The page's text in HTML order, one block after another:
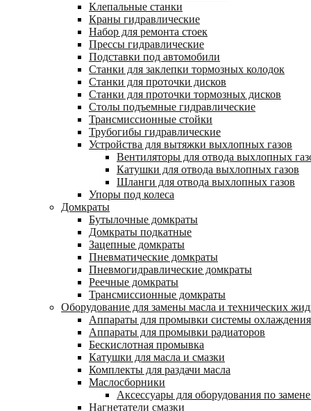
Клепальные станки
Краны гидравлические
Набор для ремонта стоек
Прессы гидравлические
Подставки под автомобили
Станки для заклепки тормозных колодок
Станки для проточки дисков
Станки для проточки тормозных дисков
Столы подъемные гидравлические
Трансмиссионные стойки
Трубогибы гидравлические
Устройства для вытяжки выхлопных газов
Вентиляторы для отвода выхлопных
Катушки для отвода выхлопных газов
Шланги для отвода выхлопных газов
Упоры под колеса
Домкраты
Бутылочные домкраты
Домкраты подкатные
Зацепные домкраты
Пневматические домкраты
Пневмогидравлические домкраты
Реечные домкраты
Трансмиссионные домкраты
Оборудование для замены масла и технических
Аппараты для промывки системы охлаждения
Аппараты для промывки радиаторов
Бескислотная промывка
Катушки для масла и смазки
Комплекты для раздачи масла
Маслосборники
Аксессуары для оборудования по
Нагнетатели смазки